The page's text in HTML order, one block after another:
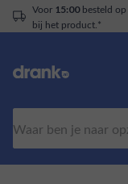
Voor 15:00besteld op
bij het product.*